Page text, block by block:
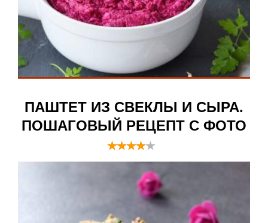
ПАШТЕТ ИЗ СВЕКЛЫ И СЫРА.
ПОШАГОВЫЙ РЕЦЕПТ С ФОТО